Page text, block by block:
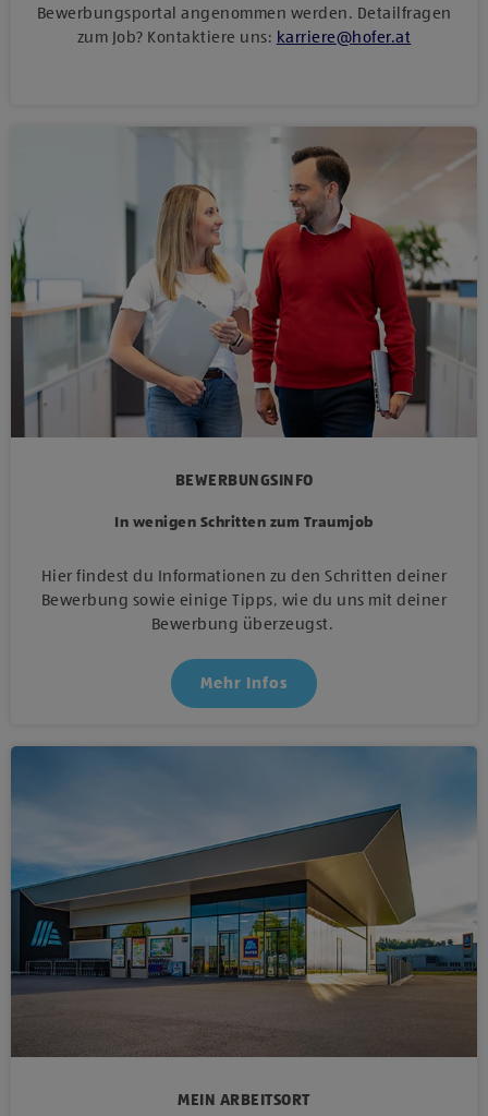
Bewerbungsportal angenommen werden. Detailfragen
zum Job? Kontaktiere uns: karriere@hofer.at
BEWERBUNGSINFO
In wenigen Schritten zum Traumjob
Hier findest du Informationen zu den Schritten deiner
Bewerbung sowie einige Tipps, wie du uns mit deiner
Bewerbung überzeugst.
Mehr Infos
MEIN ARBEITSORT